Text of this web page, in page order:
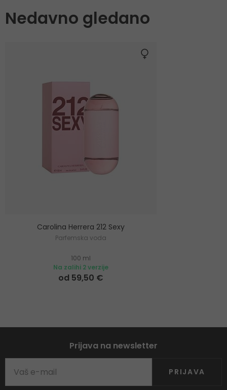
Nedavno gledano
Carolina Herrera 212 Sexy
Parfemska voda
100 ml
Na zalihi 2 verzije
od 59,50 €
Prijava na newsletter
PRIJAVA